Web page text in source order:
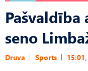
Pašvaldība
seno
Druva Sports